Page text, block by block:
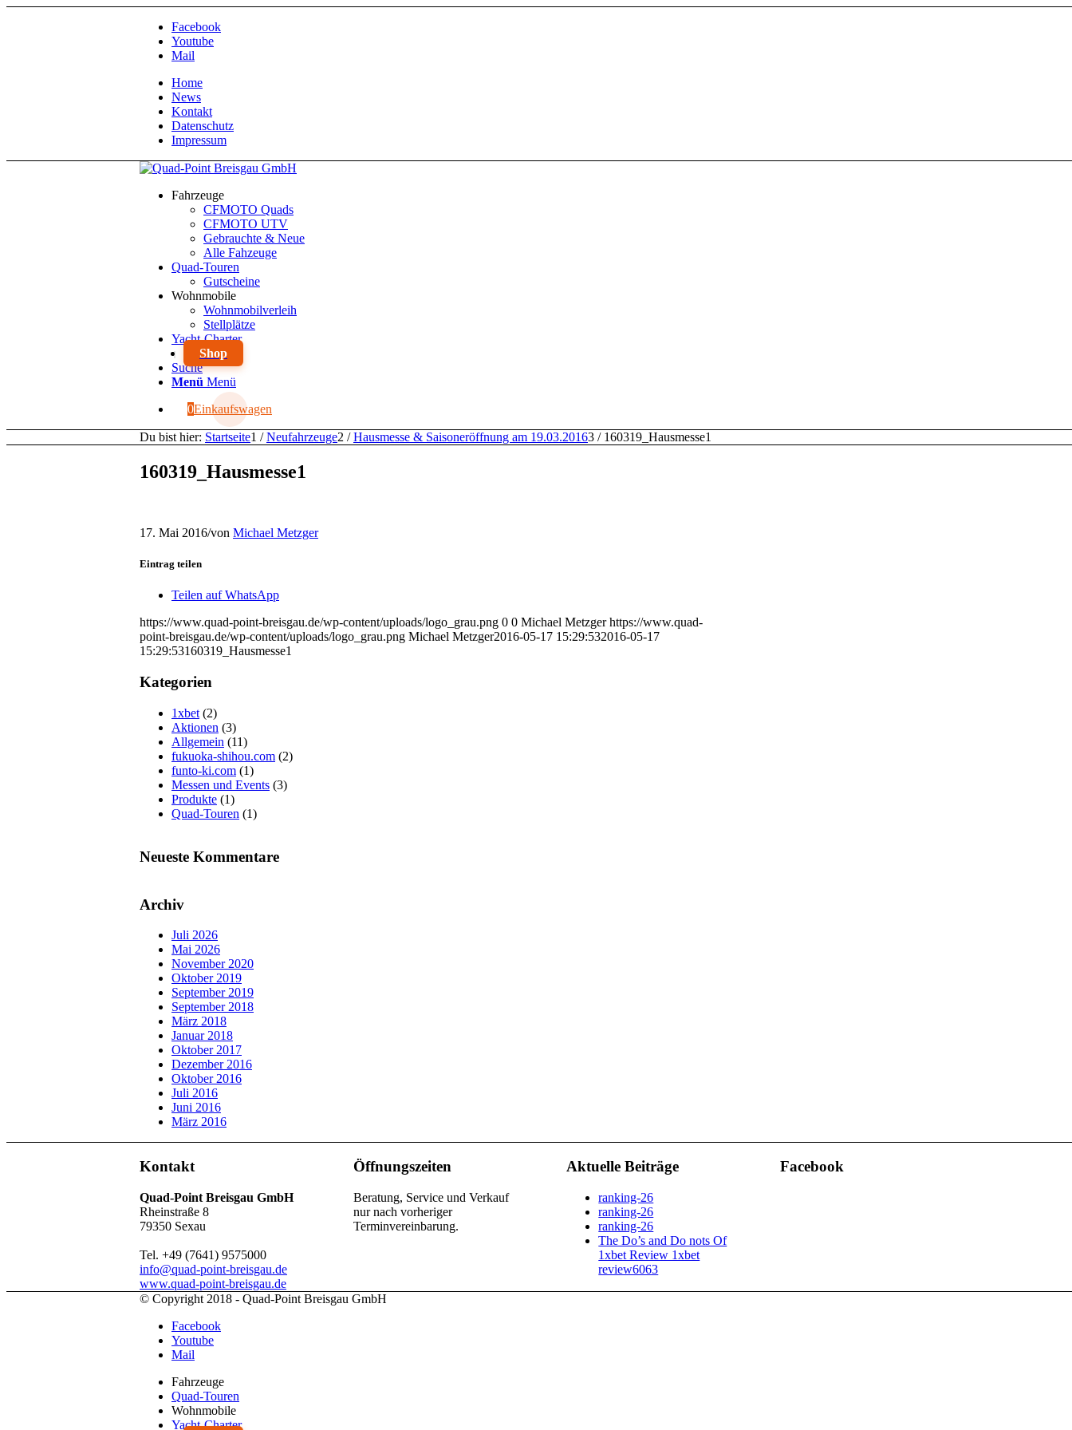
Facebook
Youtube
Mail
Home
News
Kontakt
Datenschutz
Impressum
Fahrzeuge
CFMOTO Quads
CFMOTO UTV
Gebrauchte & Neue
Alle Fahzeuge
Quad-Touren
Gutscheine
Wohnmobile
Wohnmobilverleih
Stellplätze
Yacht-Charter
Shop
Suche
Menü Menü
0Einkaufswagen
Du bist hier: Startseite1 / Neufahrzeuge2 / Hausmesse & Saisoneröffnung am 19.03.20163 / 160319_Hausmesse1
160319_Hausmesse1
17. Mai 2016/von Michael Metzger
Eintrag teilen
Teilen auf WhatsApp
https://www.quad-point-breisgau.de/wp-content/uploads/logo_grau.png 0 0 Michael Metzger https://www.quad-
point-breisgau.de/wp-content/uploads/logo_grau.png Michael Metzger2016-05-17 15:29:532016-05-17
15:29:53160319_Hausmesse1
Kategorien
1xbet (2)
Aktionen (3)
Allgemein (11)
fukuoka-shihou.com (2)
funto-ki.com (1)
Messen und Events (3)
Produkte (1)
Quad-Touren (1)
Neueste Kommentare
Archiv
Juli 2026
Mai 2026
November 2020
Oktober 2019
September 2019
September 2018
März 2018
Januar 2018
Oktober 2017
Dezember 2016
Oktober 2016
Juli 2016
Juni 2016
März 2016
Kontakt
Quad-Point Breisgau GmbH
Rheinstraße 8
79350 Sexau
Tel. +49 (7641) 9575000
info@quad-point-breisgau.de
www.quad-point-breisgau.de
Öffnungszeiten
Beratung, Service und Verkauf
nur nach vorheriger
Terminvereinbarung.
Aktuelle Beiträge
ranking-26
ranking-26
ranking-26
The Do’s and Do nots Of
1xbet Review 1xbet
review6063
Facebook
© Copyright 2018 - Quad-Point Breisgau GmbH
Facebook
Youtube
Mail
Fahrzeuge
Quad-Touren
Wohnmobile
Yacht-Charter